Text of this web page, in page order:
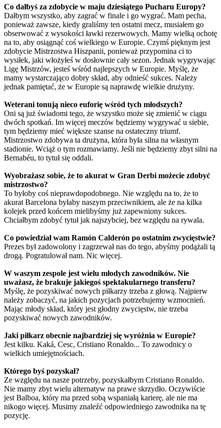
Co dałbyś za zdobycie w maju dziesiątego Pucharu Europy?
Dałbym wszystko, aby zagrać w finale i go wygrać. Mam pecha,
ponieważ zawsze, kiedy graliśmy ten ostatni mecz, musiałem go
obserwować z wysokości ławki rezerwowych. Mamy wielką ochotę
na to, aby osiągnąć coś wielkiego w Europie. Czymś pięknym jest
zdobycie Mistrzostwa Hiszpanii, ponieważ przypomina ci to
wysiłek, jaki włożyłeś w dosłownie cały sezon. Jednak wygrywając
Ligę Mistrzów, jesteś wśród najlepszych w Europie. Myślę, że
mamy wystarczająco dobry skład, aby odnieść sukces. Należy
jednak pamiętać, że w Europie są naprawdę wielkie drużyny.
Weterani tonują nieco euforię wśród tych młodszych?
Oni są już świadomi tego, że wszystko może się zmienić w ciągu
dwóch spotkań. Im więcej meczów będziemy wygrywać u siebie,
tym będziemy mieć większe szanse na ostateczny triumf.
Mistrzostwo zdobywa ta drużyna, która była silna na własnym
stadionie. Wciąż o tym rozmawiamy. Jeśli nie będziemy zbyt silni na
Bernabéu, to tytuł się oddali.
Wyobrażasz sobie, że to akurat w Gran Derbi możecie zdobyć
mistrzostwo?
To byłoby coś nieprawdopodobnego. Nie względu na to, że to
akurat Barcelona byłaby naszym przeciwnikiem, ale że na kilka
kolejek przed końcem mielibyśmy już zapewniony sukces.
Chciałbym zdobyć tytuł jak najszybciej, bez względu na rywala.
Co powiedział wam Ramón Calderón po ostatnim zwycięstwie?
Prezes był zadowolony i zagrzewał nas do tego, abyśmy podążali tą
drogą. Pogratulował nam. Nic więcej.
W waszym zespole jest wielu młodych zawodników. Nie
uważasz, że brakuje jakiegoś spektakularnego transferu?
Myślę, że pozyskiwać nowych piłkarzy trzeba z głową. Najpierw
należy zobaczyć, na jakich pozycjach potrzebujemy wzmocnień.
Mając młody skład, który jest głodny zwycięstw, nie trzeba
pozyskiwać nowych zawodników.
Jaki piłkarz obecnie najbardziej się wyróżnia w Europie?
Jest kilku. Kaká, Cesc, Cristiano Ronaldo... To zawodnicy o
wielkich umiejętnościach.
Którego byś pozyskał?
Ze względu na nasze potrzeby, pozyskałbym Cristiano Ronaldo.
Nie mamy zbyt wielu alternatyw na prawe skrzydło. Oczywiście
jest Balboa, który ma przed sobą wspaniałą karierę, ale nie ma
nikogo więcej. Musimy znaleźć odpowiedniego zawodnika na tę
pozycję.